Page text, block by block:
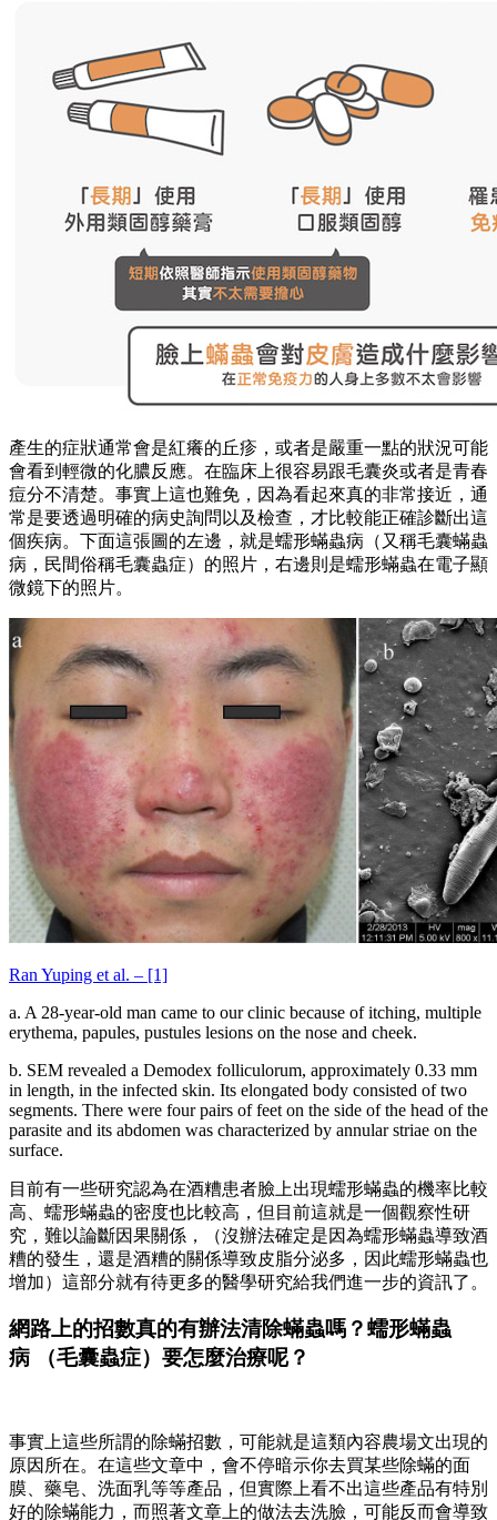
產生的症狀通常會是紅癢的丘疹，或者是嚴重一點的狀況可能
會看到輕微的化膿反應。在臨床上很容易跟毛囊炎或者是青春
痘分不清楚。事實上這也難免，因為看起來真的非常接近，通
常是要透過明確的病史詢問以及檢查，才比較能正確診斷出這
個疾病。下面這張圖的左邊，就是蠕形蟎蟲病（又稱毛囊蟎蟲
病，民間俗稱毛囊蟲症）的照片，右邊則是蠕形蟎蟲在電子顯
微鏡下的照片。
Ran Yuping et al. – [1]
a. A 28-year-old man came to our clinic because of itching, multiple
erythema, papules, pustules lesions on the nose and cheek.
b. SEM revealed a Demodex folliculorum, approximately 0.33 mm
in length, in the infected skin. Its elongated body consisted of two
segments. There were four pairs of feet on the side of the head of the
parasite and its abdomen was characterized by annular striae on the
surface.
目前有一些研究認為在酒糟患者臉上出現蠕形蟎蟲的機率比較
高、蠕形蟎蟲的密度也比較高，但目前這就是一個觀察性研
究，難以論斷因果關係，（沒辦法確定是因為蠕形蟎蟲導致酒
糟的發生，還是酒糟的關係導致皮脂分泌多，因此蠕形蟎蟲也
增加）這部分就有待更多的醫學研究給我們進一步的資訊了。
網路上的招數真的有辦法清除蟎蟲嗎？蠕形蟎蟲
病 （毛囊蟲症）要怎麼治療呢？
事實上這些所謂的除蟎招數，可能就是這類內容農場文出現的
原因所在。在這些文章中，會不停暗示你去買某些除蟎的面
膜、藥皂、洗面乳等等產品，但實際上看不出這些產品有特別
好的除蟎能力，而照著文章上的做法去洗臉，可能反而會導致